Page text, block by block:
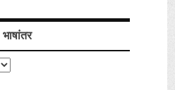
भाषांतर